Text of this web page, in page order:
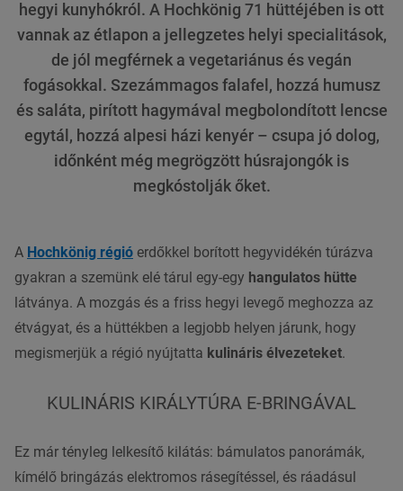
hegyi kunyhókról. A Hochkönig 71 hüttéjében is ott
vannak az étlapon a jellegzetes helyi specialitások,
de jól megférnek a vegetariánus és vegán
fogásokkal. Szezámmagos falafel, hozzá humusz
és saláta, pirított hagymával megbolondított lencse
egytál, hozzá alpesi házi kenyér – csupa jó dolog,
időnként még megrögzött húsrajongók is
megkóstolják őket.
A Hochkönig régió erdőkkel borított hegyvidékén túrázva
gyakran a szemünk elé tárul egy-egy hangulatos hütte
látványa. A mozgás és a friss hegyi levegő meghozza az
étvágyat, és a hüttékben a legjobb helyen járunk, hogy
megismerjük a régió nyújtatta kulináris élvezeteket.
KULINÁRIS KIRÁLYTÚRA E-BRINGÁVAL
Ez már tényleg lelkesítő kilátás: bámulatos panorámák,
kímélő bringázás elektromos rásegítéssel, és ráadásul